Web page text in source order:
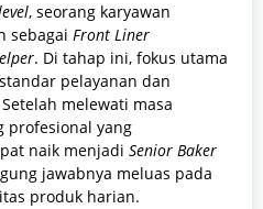
, seorang karyawan
sebagai Front Liner
. Di tahap ini, fokus utama
pelayanan dan
melewati masa
profesional yang
naik menjadi Senior Baker
jawabnya meluas pada
produk harian.